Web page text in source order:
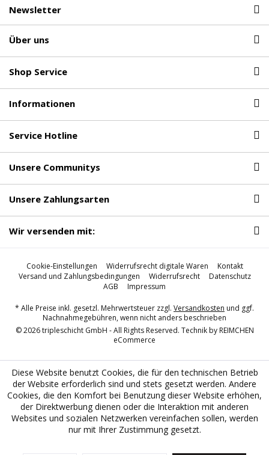
Newsletter
Über uns
Shop Service
Informationen
Service Hotline
Unsere Communitys
Unsere Zahlungsarten
Wir versenden mit:
Cookie-Einstellungen Widerrufsrecht digitale Waren
Kontakt
Versand und Zahlungsbedingungen
Widerrufsrecht
Datenschutz
AGB
Impressum
* Alle Preise inkl. gesetzl. Mehrwertsteuer zzgl. Versandkosten und ggf.
Nachnahmegebühren, wenn nicht anders beschrieben
© 2026 tripleschicht GmbH - All Rights Reserved. Technik by REIMCHEN
eCommerce
Diese Website benutzt Cookies, die für den technischen Betrieb
der Website erforderlich sind und stets gesetzt werden. Andere
Cookies, die den Komfort bei Benutzung dieser Website erhöhen,
der Direktwerbung dienen oder die Interaktion mit anderen
Websites und sozialen Netzwerken vereinfachen sollen, werden
nur mit Ihrer Zustimmung gesetzt.